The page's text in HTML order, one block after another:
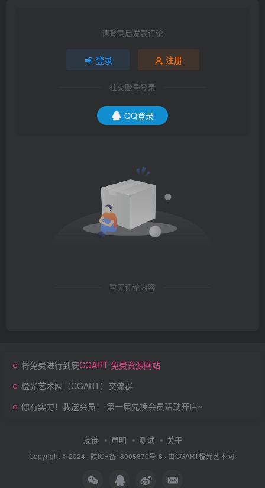
请登录后发表评论
登录 注册
社交账号登录
QQ登录
暂无评论内容
将免费进行到底CGART 免费资源网站
橙光艺术网（CGART）交流群
你有实力！我送会员！ 第一届兑换会员活动开启~
友链 声明 测试 关于
Copyright © 2024 · 陕ICP备18005870号-8 · 由CGART橙光艺术网.